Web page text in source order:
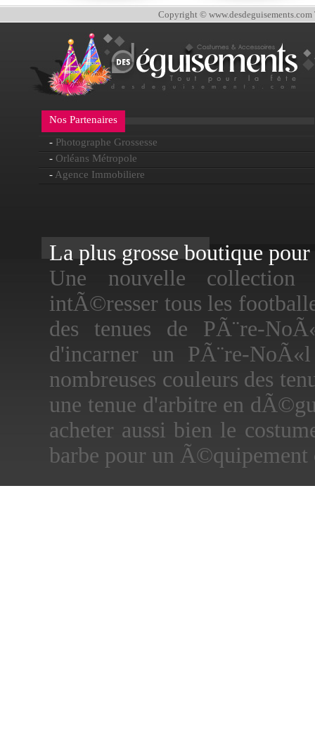
Copyright © www.desdeguisements.com
Nos Partenaires
- Photographe Grossesse
- Orléans Métropole
- Agence Immobiliere
La plus grosse boutique
Une nouvelle collection
intÃ©resser tous les
des tenues de PÃ¨re-
d'incarner un PÃ¨re-
nombreuses couleurs des
une tenue d'arbitre en
acheter aussi bien le
barbe pour un Ã©quipement